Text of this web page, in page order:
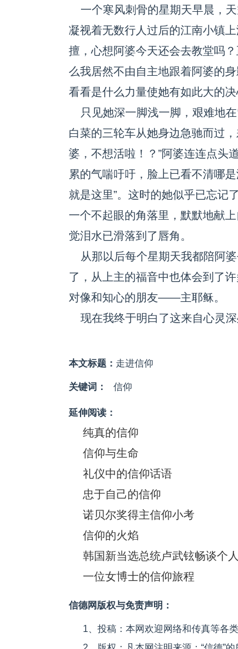
一个寒风刺骨的星期天早晨，
凝视着无数行人过后的江南小镇
擅，心想阿婆今天还会去教堂吗
么我居然不由自主地跟着阿婆的
看看是什么力量使她有如此大的决
只见她深一脚浅一脚，艰难地
白菜的三轮车从她身边急驰而过
婆，不想活啦！？”阿婆连连点头
累的气喘吁吁，脸上已看不清哪
就是这里”。这时的她似乎已忘记
一个不起眼的角落里，默默地献
觉泪水已滑落到了唇角。
从那以后每个星期天我都陪阿
了，从上主的福音中也体会到了
对像和知心的朋友——主耶稣。
现在我终于明白了这来自心灵深
本文标题： 走进信仰
关键词： 信仰
延伸阅读：
纯真的信仰
信仰与生命
礼仪中的信仰话语
忠于自己的信仰
诺贝尔奖得主信仰小考
信仰的火焰
韩国新当选总统卢武铉畅谈个
一位女博士的信仰旅程
信德网版权与免责声明：
1、投稿：本网欢迎网络和传真等各